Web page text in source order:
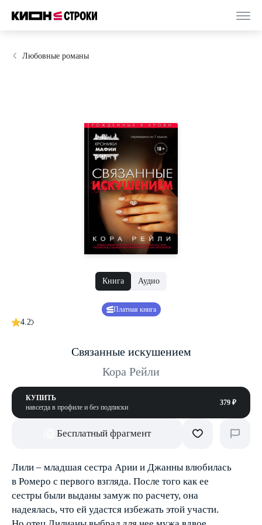
Любовные романы
Книга Аудио
Платная книга
4.2
Связанные искушением
Кора Рейли
КУПИТЬ
навсегда в профиле и без подписки
379 ₽
Бесплатный фрагмент
Лили – младшая сестра Арии и Джанны влюбилась
в Ромеро с первого взгляда. После того как ее
сестры были выданы замуж по расчету, она
надеялась, что ей удастся избежать этой участи.